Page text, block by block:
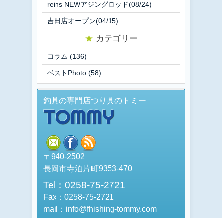
reins NEWアジングロッド(08/24)
吉田店オープン(04/15)
★ カテゴリー
コラム (136)
ベストPhoto (58)
釣具の専門店つり具のトミー
TOMMY
mail facebook
〒940-2502
長岡市寺泊片町9353-470
Tel：0258-75-2721
Fax：0258-75-2721
mail：info@fhishing-tommy.com